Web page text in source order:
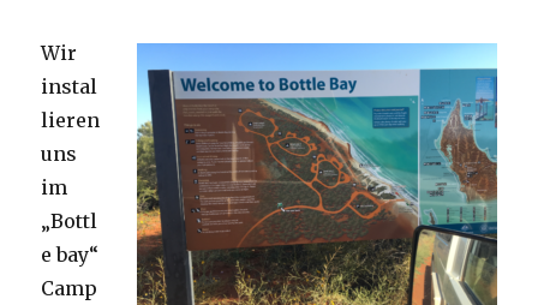
Wir
instal
lieren
uns
im
„Bottl
e bay“
Camp